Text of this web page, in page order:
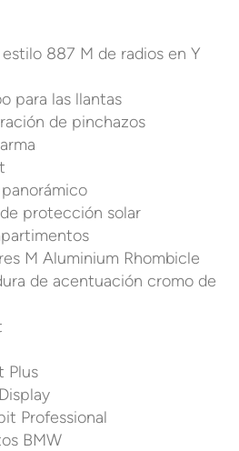
estilo 887 M de radios en Y
para las llantas
de pinchazos
protección solar
M Aluminium Rhombicle
de acentuación cromo de
Plus
Professional
BMW